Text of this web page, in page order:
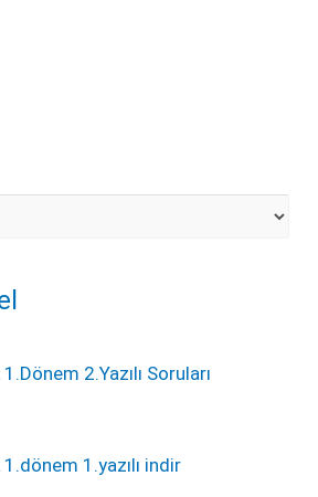
2.Yazılı Soruları
1.yazılı indir